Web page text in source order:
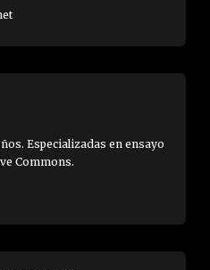
Especializadas en ensayo
Commons.